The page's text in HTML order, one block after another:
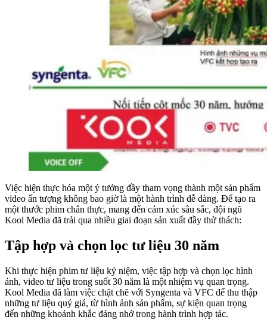
Việc hiện thực hóa một ý tưởng đầy tham vọng thành một sản phẩm
video ấn tượng không bao giờ là một hành trình dễ dàng. Để tạo ra
một thước phim chân thực, mang đến cảm xúc sâu sắc, đội ngũ
Kool Media đã trải qua nhiều giai đoạn sản xuất đầy thử thách:
Tập hợp và chọn lọc tư liệu 30 năm
Khi thực hiện phim tư liệu kỷ niệm, việc tập hợp và chọn lọc hình
ảnh, video tư liệu trong suốt 30 năm là một nhiệm vụ quan trọng.
Kool Media đã làm việc chặt chẽ với Syngenta và VFC để thu thập
những tư liệu quý giá, từ hình ảnh sản phẩm, sự kiện quan trọng
đến những khoảnh khắc đáng nhớ trong hành trình hợp tác.